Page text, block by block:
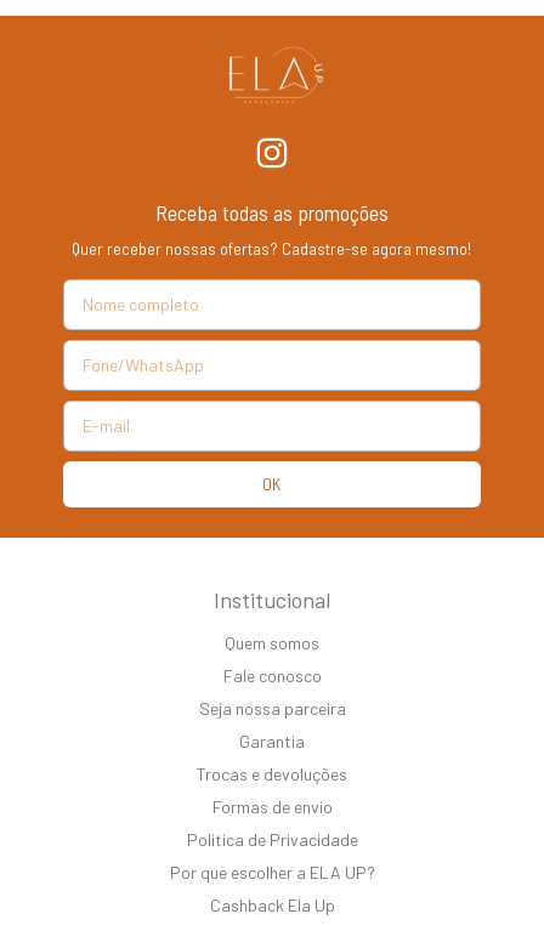
Receba todas as promoções
Quer receber nossas ofertas? Cadastre-se agora mesmo!
Institucional
Quem somos
Fale conosco
Seja nossa parceira
Garantia
Trocas e devoluções
Formas de envio
Politica de Privacidade
Por que escolher a ELA UP?
Cashback Ela Up